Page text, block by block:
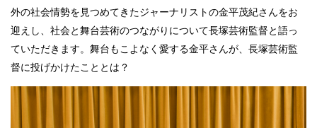
外の社会情勢を見つめてきたジャーナリストの金平茂紀さんをお
迎えし、社会と舞台芸術のつながりについて長塚芸術監督と語っ
ていただきます。舞台もこよなく愛する金平さんが、長塚芸術監
督に投げかけたこととは？